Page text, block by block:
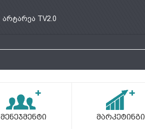
არტარეა TV2.0
Მენეჯმენტი Მარკეტინგი